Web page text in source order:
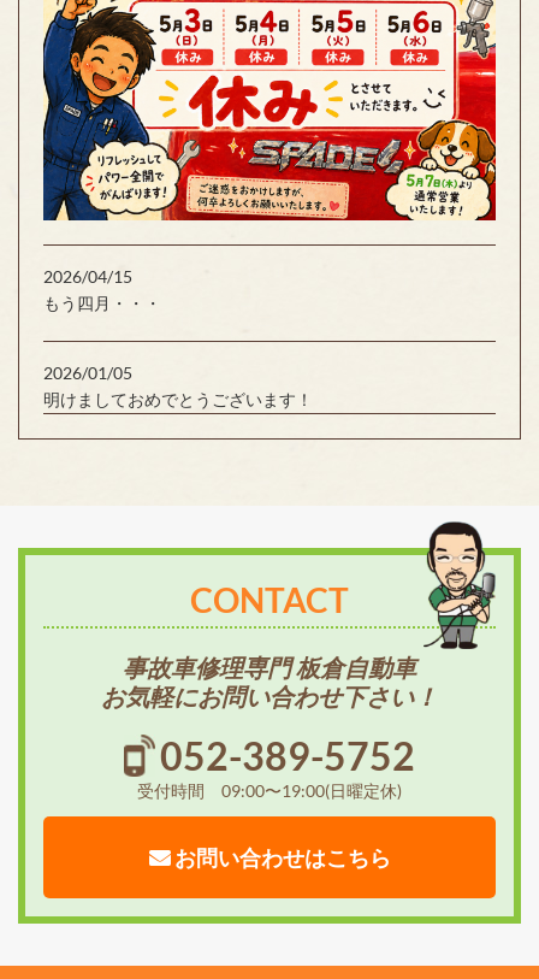
2026/04/15
もう四月・・・
2026/01/05
明けましておめでとうございます！
CONTACT
事故車修理専門 板倉自動車
お気軽にお問い合わせ下さい！
052-389-5752
受付時間 09:00〜19:00(日曜定休)
お問い合わせはこちら